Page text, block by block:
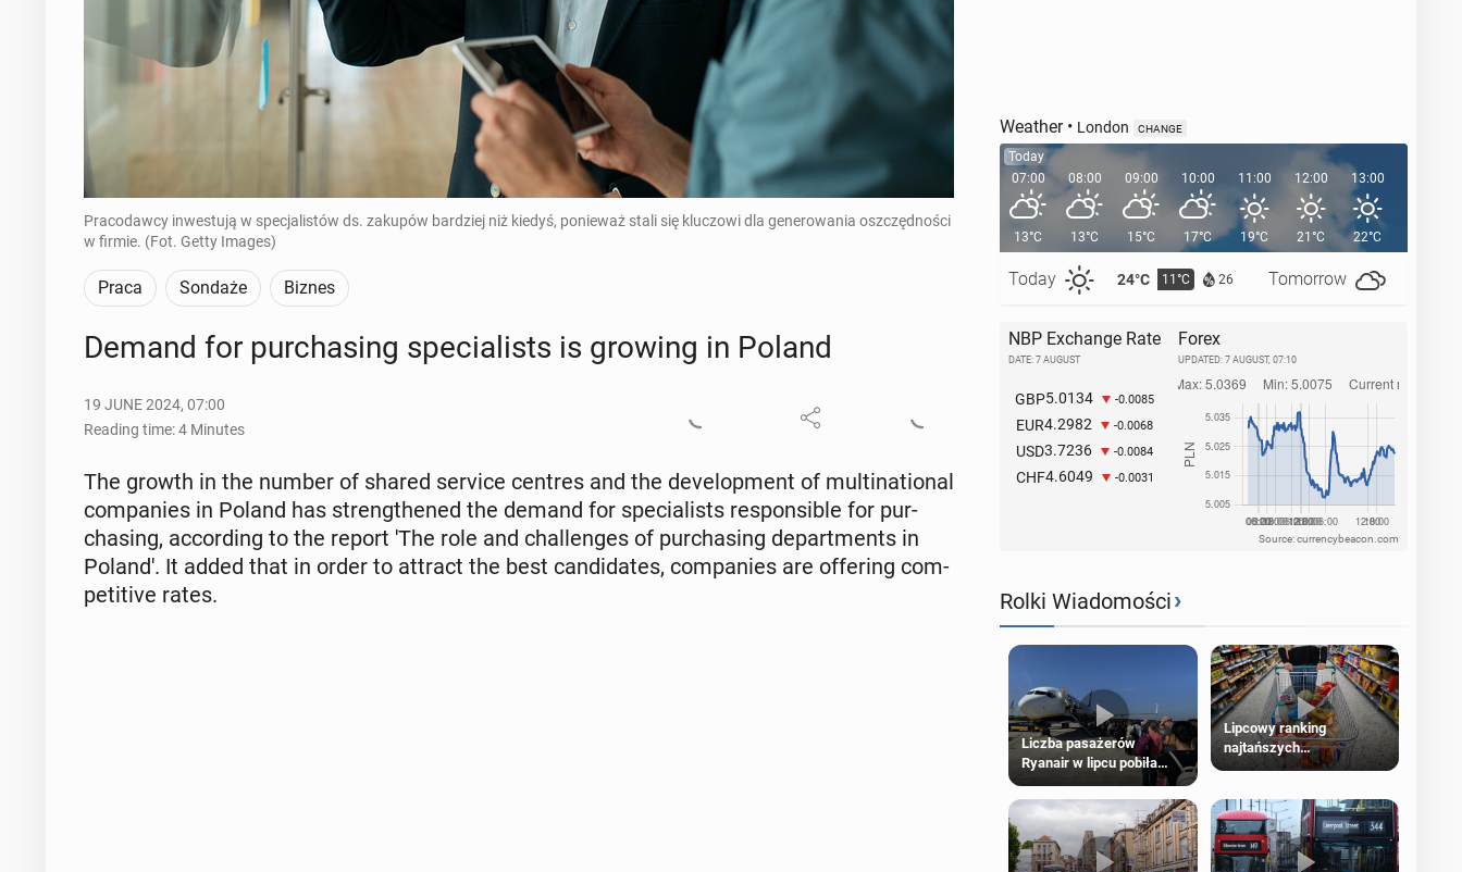
Pracodawcy inwestują w specjalistów ds. zakupów bardziej niż kiedyś, ponieważ stali się kluczowi dla generowania oszczędności
w firmie. (Fot. Getty Images)
Praca Sondaże Biznes
Demand for pur­chas­ing spe­cial­ists is growing in Poland
19 JUNE 2024, 07:00
Reading time: 4 Minutes
The growth in the number of shared service centres and the de­vel­op­ment of multi­na­tion­al
com­pa­nies in Poland has strength­ened the demand for spe­cial­ists re­spon­si­ble for pur­
chas­ing, ac­cord­ing to the report 'The role and chal­lenges of pur­chas­ing de­part­ments in
Poland'. It added that in order to attract the best can­di­dates, com­pa­nies are of­fer­ing com­
pet­i­tive rates.
Weather• London CHANGE
Today
07:00
13°C
Today 24°C 11°C 26 Tomorrow
08:00
13°C
09:00
15°C
10:00
17°C
11:00
19°C
12:00
21°C
13:00
22°C
NBP Exchange Rate
DATE: 7 AUGUST
GBP5.0134 -0.0085
EUR4.2982 -0.0068
USD3.7236 -0.0084
CHF4.6049 -0.0031
Forex
UPDATED: 7 AUGUST, 07:10
Source: currencybeacon.com
Rolki Wiadomości›
Liczba pasażerów
Ryanair w lipcu pobiła
rekord
Lipcowy ranking
najtańszych
supermarketów